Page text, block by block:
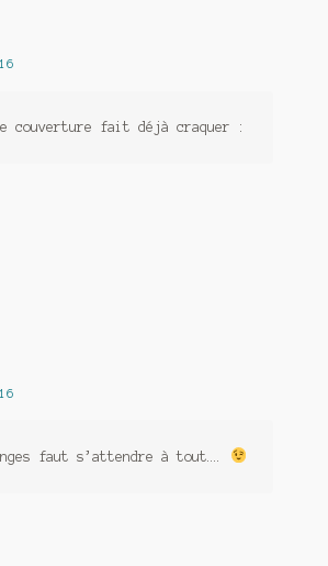
couverture fait déjà craquer :
faut s’attendre à tout….